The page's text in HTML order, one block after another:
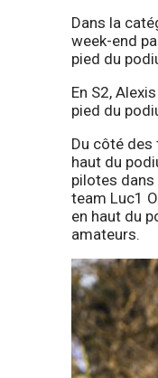
Dans la
week-end
pied du
En S2,
pied du
Du côté des
haut du
pilotes dans
team Luc1
en haut du
amateurs.